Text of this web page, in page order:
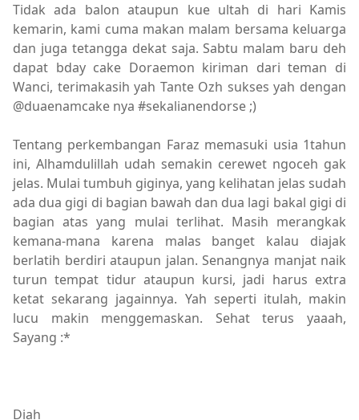
Tidak ada balon ataupun kue ultah di hari Kamis
kemarin, kami cuma makan malam bersama keluarga
dan juga tetangga dekat saja. Sabtu malam baru deh
dapat bday cake Doraemon kiriman dari teman di
Wanci, terimakasih yah Tante Ozh sukses yah dengan
@duaenamcake nya #sekalianendorse ;)
Tentang perkembangan Faraz memasuki usia 1tahun
ini, Alhamdulillah udah semakin cerewet ngoceh gak
jelas. Mulai tumbuh giginya, yang kelihatan jelas sudah
ada dua gigi di bagian bawah dan dua lagi bakal gigi di
bagian atas yang mulai terlihat. Masih merangkak
kemana-mana karena malas banget kalau diajak
berlatih berdiri ataupun jalan. Senangnya manjat naik
turun tempat tidur ataupun kursi, jadi harus extra
ketat sekarang jagainnya. Yah seperti itulah, makin
lucu makin menggemaskan. Sehat terus yaaah,
Sayang :*
Diah